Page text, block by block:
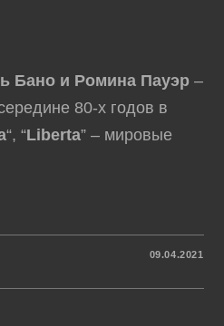
Бано и Ромина Пауэр –
80-х годов в
“, “Libertа” – мировые
09.04.2021